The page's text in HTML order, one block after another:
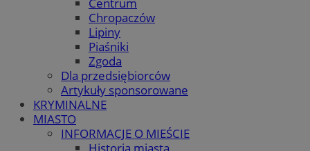
Chropaczów
Lipiny
Piaśniki
Zgoda
Dla przedsiębiorców
Artykuły sponsorowane
KRYMINALNE
MIASTO
INFORMACJE O MIEŚCIE